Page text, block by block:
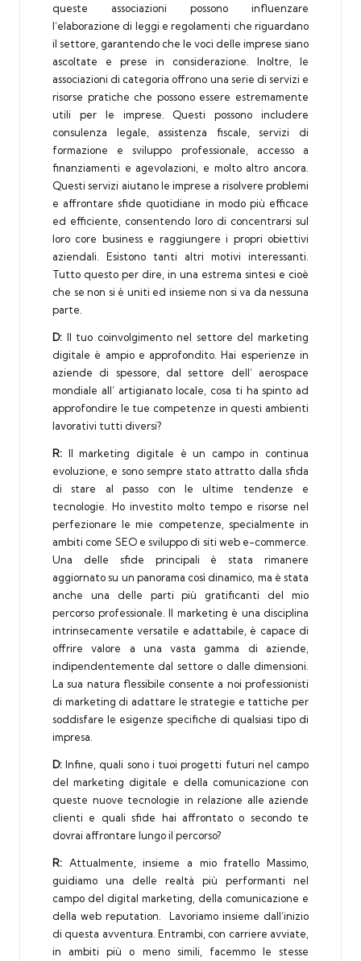
queste associazioni possono influenzare
l’elaborazione di leggi e regolamenti che riguardano
il settore, garantendo che le voci delle imprese siano
ascoltate e prese in considerazione. Inoltre, le
associazioni di categoria offrono una serie di servizi e
risorse pratiche che possono essere estremamente
utili per le imprese. Questi possono includere
consulenza legale, assistenza fiscale, servizi di
formazione e sviluppo professionale, accesso a
finanziamenti e agevolazioni, e molto altro ancora.
Questi servizi aiutano le imprese a risolvere problemi
e affrontare sfide quotidiane in modo più efficace
ed efficiente, consentendo loro di concentrarsi sul
loro core business e raggiungere i propri obiettivi
aziendali. Esistono tanti altri motivi interessanti.
Tutto questo per dire, in una estrema sintesi e cioè
che se non si è uniti ed insieme non si va da nessuna
parte.
D: Il tuo coinvolgimento nel settore del marketing
digitale è ampio e approfondito. Hai esperienze in
aziende di spessore, dal settore dell’ aerospace
mondiale all’ artigianato locale, cosa ti ha spinto ad
approfondire le tue competenze in questi ambienti
lavorativi tutti diversi?
R: Il marketing digitale è un campo in continua
evoluzione, e sono sempre stato attratto dalla sfida
di stare al passo con le ultime tendenze e
tecnologie. Ho investito molto tempo e risorse nel
perfezionare le mie competenze, specialmente in
ambiti come SEOe sviluppo di siti web e-commerce
Una delle sfide principali è stata rimanere
aggiornato su un panorama così dinamico, ma è stata
anche una delle parti più gratificanti del mio
percorso professionale. Il marketing è una disciplina
intrinsecamente versatile e adattabile, è capace di
offrire valore a una vasta gamma di aziende,
indipendentemente dal settore o dalle dimensioni.
La sua natura flessibile consente a noi professionisti
di marketing di adattare le strategie e tattiche per
soddisfare le esigenze specifiche di qualsiasi tipo di
impresa.
D: Infine, quali sono i tuoi progetti futuri nel campo
del marketing digitale e della comunicazione con
queste nuove tecnologie in relazione alle aziende
clienti e quali sfide hai affrontato o secondo te
dovrai affrontare lungo il percorso?
R: Attualmente, insieme a mio fratello Massimo
guidiamo una delle realtà più performanti nel
campo del digital marketing , della comunicazione e
della web reputation.
Lavoriamo insieme dall’inizio
di questa avventura. Entrambi, con carriere avviate,
in ambiti più o meno simili, facemmo le stesse